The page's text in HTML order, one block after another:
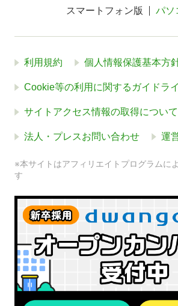
スマートフォン版 パソ
利用規約 個人情報保護基本方
Cookie等の利用に関するガイドラ
サイトアクセス情報の取得について
法人・プレスお問い合わせ 運
※本サイトはアフィリエイトプログラムに
す